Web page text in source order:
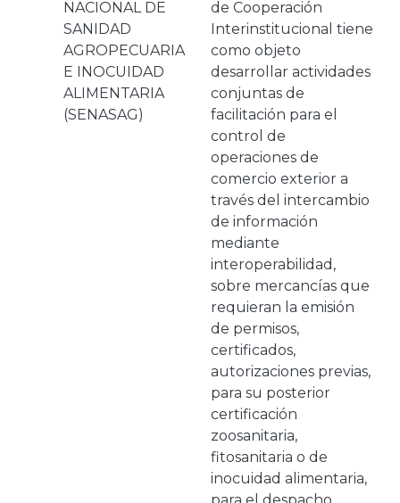
NACIONAL DE
SANIDAD
AGROPECUARIA
E INOCUIDAD
ALIMENTARIA
(SENASAG)
de Cooperación
Interinstitucional tiene
como objeto
desarrollar actividades
conjuntas de
facilitación para el
control de
operaciones de
comercio exterior a
través del intercambio
de información
mediante
interoperabilidad,
sobre mercancías que
requieran la emisión
de permisos,
certificados,
autorizaciones previas,
para su posterior
certificación
zoosanitaria,
fitosanitaria o de
inocuidad alimentaria,